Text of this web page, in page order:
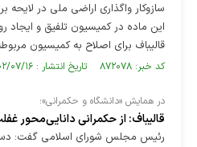
سازوکار واگذاری اراضی ملی در لایحه
این ماده در کمیسیون تلفیق و ایجاد
قالیباف برای اصلاح به کمیسیون
کد خبر: ۸۷۲۰۷۸ تاریخ انتشار : ۱۴۰۲/۰۷/۱۶
در همایش «دانشگاه و حکمرانی»؛
قالیباف: از حکمرانی دانایی‌محور
رئیس مجلس شورای اسلامی گفت: